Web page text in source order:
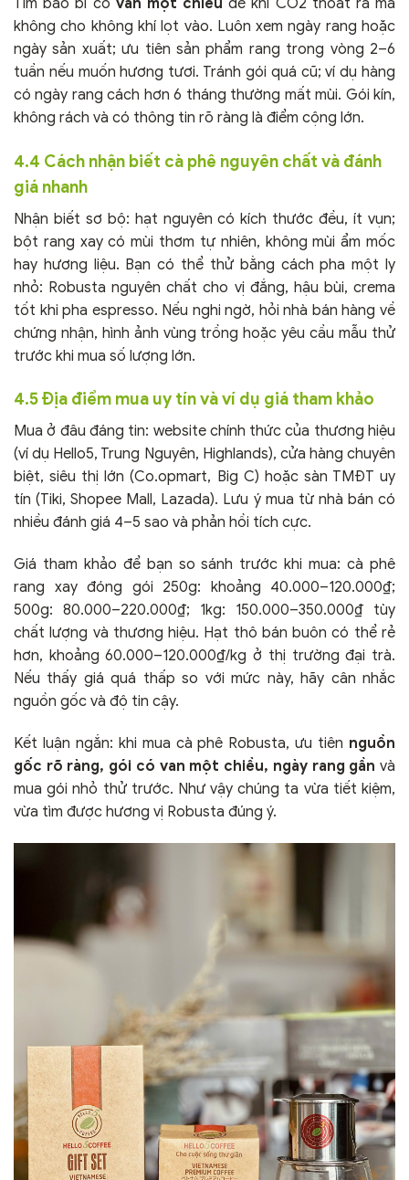
không cho không khí lọt vào. Luôn xem ngày rang hoặc
ngày sản xuất; ưu tiên sản phẩm rang trong vòng 2–6
tuần nếu muốn hương tươi. Tránh gói quá cũ; ví dụ hàng
có ngày rang cách hơn 6 tháng thường mất mùi. Gói kín,
không rách và có thông tin rõ ràng là điểm cộng lớn.
4.4 Cách nhận biết cà phê nguyên chất và đánh
giá nhanh
Nhận biết sơ bộ: hạt nguyên có kích thước đều, ít vụn;
bột rang xay có mùi thơm tự nhiên, không mùi ẩm mốc
hay hương liệu. Bạn có thể thử bằng cách pha một ly
nhỏ: Robusta nguyên chất cho vị đắng, hậu bùi, crema
tốt khi pha espresso. Nếu nghi ngờ, hỏi nhà bán hàng về
chứng nhận, hình ảnh vùng trồng hoặc yêu cầu mẫu thử
trước khi mua số lượng lớn.
4.5 Địa điểm mua uy tín và ví dụ giá tham khảo
Mua ở đâu đáng tin: website chính thức của thương hiệu
(ví dụ Hello5, Trung Nguyên, Highlands), cửa hàng chuyên
biệt, siêu thị lớn (Co.opmart, Big C) hoặc sàn TMĐT uy
tín (Tiki, Shopee Mall, Lazada). Lưu ý mua từ nhà bán có
nhiều đánh giá 4–5 sao và phản hồi tích cực.
Giá tham khảo để bạn so sánh trước khi mua: cà phê
rang xay đóng gói 250g: khoảng 40.000–120.000₫;
500g: 80.000–220.000₫; 1kg: 150.000–350.000₫ tùy
chất lượng và thương hiệu. Hạt thô bán buôn có thể rẻ
hơn, khoảng 60.000–120.000₫/kg ở thị trường đại trà.
Nếu thấy giá quá thấp so với mức này, hãy cân nhắc
nguồn gốc và độ tin cậy.
Kết luận ngắn: khi mua cà phê Robusta, ưu tiên nguồn
gốc rõ ràng, gói có van một chiều, ngày rang gần và
mua gói nhỏ thử trước. Như vậy chúng ta vừa tiết kiệm,
vừa tìm được hương vị Robusta đúng ý.